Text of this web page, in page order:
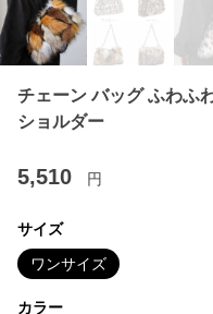
チェーン バッグ ふわふ
ショルダー
5,510 円
サイズ
ワンサイズ
カラー